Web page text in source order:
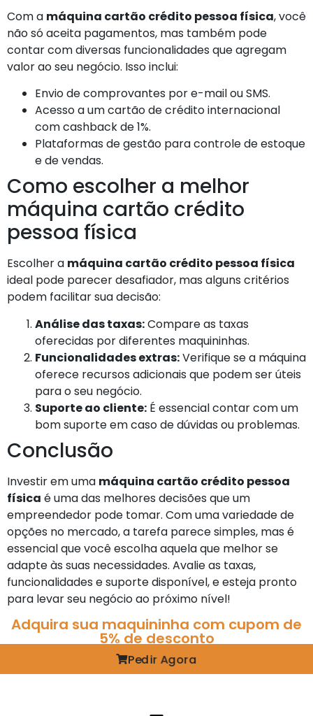
Com a máquina cartão crédito pessoa física, você
não só aceita pagamentos, mas também pode
contar com diversas funcionalidades que agregam
valor ao seu negócio. Isso inclui:
Envio de comprovantes por e-mail ou SMS.
Acesso a um cartão de crédito internacional
com cashback de 1%.
Plataformas de gestão para controle de estoque
e de vendas.
Como escolher a melhor
máquina cartão crédito
pessoa física
Escolher a máquina cartão crédito pessoa física
ideal pode parecer desafiador, mas alguns critérios
podem facilitar sua decisão:
Análise das taxas:Compare as taxas
oferecidas por diferentes maquininhas.
Funcionalidades extras:Verifique se a máquina
oferece recursos adicionais que podem ser úteis
para o seu negócio.
Suporte ao cliente: É essencial contar com um
bom suporte em caso de dúvidas ou problemas.
Conclusão
Investir em uma máquina cartão crédito pessoa
física é uma das melhores decisões que um
empreendedor pode tomar. Com uma variedade de
opções no mercado, a tarefa parece simples, mas é
essencial que você escolha aquela que melhor se
adapte às suas necessidades. Avalie as taxas,
funcionalidades e suporte disponível, e esteja pronto
para levar seu negócio ao próximo nível!
Adquira sua maquininha com cupom de
5% de desconto
Pedir Agora